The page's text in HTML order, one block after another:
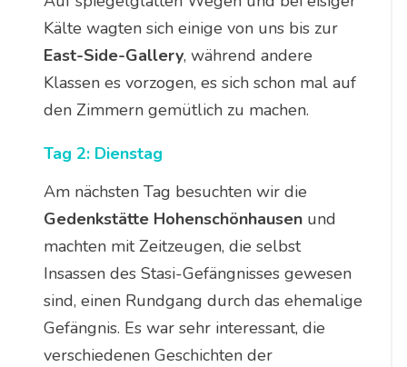
Kälte wagten sich einige von uns bis zur
East-Side-Gallery, während andere
Klassen es vorzogen, es sich schon mal auf
den Zimmern gemütlich zu machen.
Tag 2: Dienstag
Am nächsten Tag besuchten wir die
Gedenkstätte Hohenschönhausenund
machten mit Zeitzeugen, die selbst
Insassen des Stasi-Gefängnisses gewesen
sind, einen Rundgang durch das ehemalige
Gefängnis. Es war sehr interessant, die
verschiedenen Geschichten der